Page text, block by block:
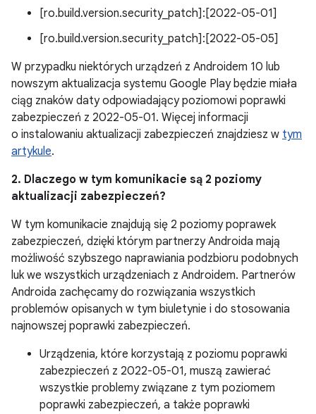
[ro.build.version.security_patch]:[2022-05-01]
[ro.build.version.security_patch]:[2022-05-05]
W przypadku niektórych urządzeń z Androidem 10 lub
nowszym aktualizacja systemu Google Play będzie miała
ciąg znaków daty odpowiadający poziomowi poprawki
zabezpieczeń z 2022-05-01. Więcej informacji
o instalowaniu aktualizacji zabezpieczeń znajdziesz w tym
artykule.
2. Dlaczego w tym komunikacie są 2 poziomy
aktualizacji zabezpieczeń?
W tym komunikacie znajdują się 2 poziomy poprawek
zabezpieczeń, dzięki którym partnerzy Androida mają
możliwość szybszego naprawiania podzbioru podobnych
luk we wszystkich urządzeniach z Androidem. Partnerów
Androida zachęcamy do rozwiązania wszystkich
problemów opisanych w tym biuletynie i do stosowania
najnowszej poprawki zabezpieczeń.
Urządzenia, które korzystają z poziomu poprawki
zabezpieczeń z 2022-05-01, muszą zawierać
wszystkie problemy związane z tym poziomem
poprawki zabezpieczeń, a także poprawki